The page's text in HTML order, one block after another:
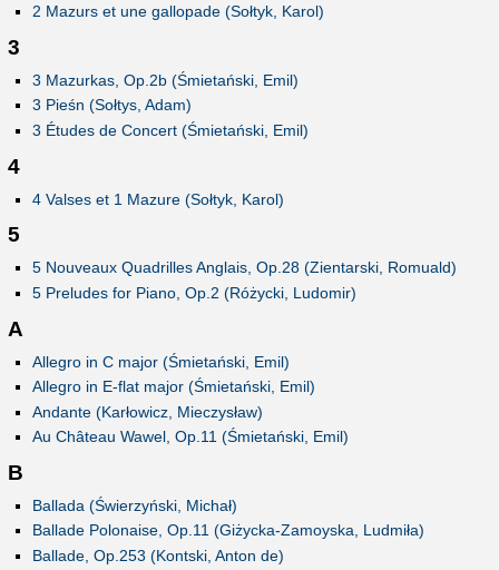
2 Mazurs et une gallopade (Sołtyk, Karol)
3
3 Mazurkas, Op.2b (Śmietański, Emil)
3 Pieśn (Sołtys, Adam)
3 Études de Concert (Śmietański, Emil)
4
4 Valses et 1 Mazure (Sołtyk, Karol)
5
5 Nouveaux Quadrilles Anglais, Op.28 (Zientarski, Romuald)
5 Preludes for Piano, Op.2 (Różycki, Ludomir)
A
Allegro in C major (Śmietański, Emil)
Allegro in E-flat major (Śmietański, Emil)
Andante (Karłowicz, Mieczysław)
Au Château Wawel, Op.11 (Śmietański, Emil)
B
Ballada (Świerzyński, Michał)
Ballade Polonaise, Op.11 (Giżycka-Zamoyska, Ludmiła)
Ballade, Op.253 (Kontski, Anton de)